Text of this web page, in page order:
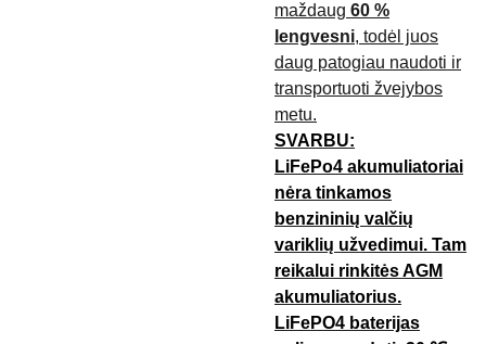
maždaug 60 %
lengvesni, todėl juos
daug patogiau naudoti ir
transportuoti žvejybos
metu.
SVARBU:
LiFePo4 akumuliatoriai
nėra tinkamos
benzininių valčių
variklių užvedimui. Tam
reikalui rinkitės AGM
akumuliatorius.
LiFePO4 baterijas